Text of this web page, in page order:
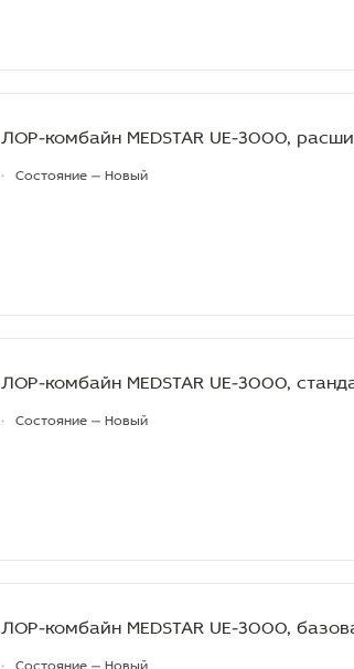
ЛОР-комбайн MEDSTAR UE-3000,
• Состояние — Новый
ЛОР-комбайн MEDSTAR UE-3000,
• Состояние — Новый
ЛОР-комбайн MEDSTAR UE-3000,
• Состояние — Новый